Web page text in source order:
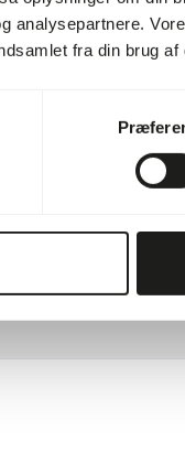
analysepartnere.
fra din brug af
navn for den "sorte
• Lavt
(16,1%). • Den
relativt unikt, da